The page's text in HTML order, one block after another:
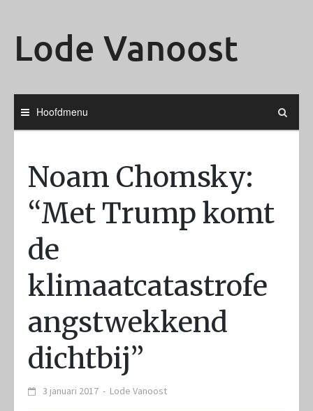
Lode Vanoost
Hoofdmenu
Noam Chomsky:
“Met Trump komt
de
klimaatcatastrofe
angstwekkend
dichtbij”
3 januari 2017 - Lode Vanoost